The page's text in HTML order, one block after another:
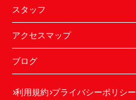
スタッフ
アクセスマップ
ブログ
利用規約 プライバシーポリシー